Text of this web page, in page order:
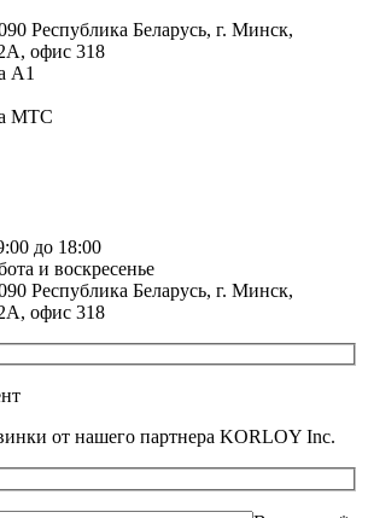
Республика Беларусь, г. Минск,
офис 318
до 18:00
и воскресенье
Республика Беларусь, г. Минск,
офис 318
от нашего партнера KORLOY Inc.